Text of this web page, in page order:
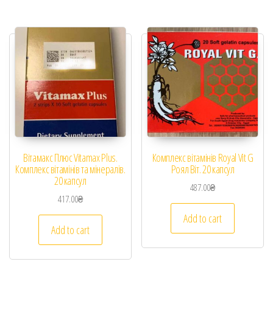
Вітамакс Плюс Vitamax Plus.
Комплекс вітамінів та мінералів.
20 капсул
417.00₴
Add to cart
Комплекс вітамінів Royal Vit G
Роял Віт. 20 капсул
487.00₴
Add to cart